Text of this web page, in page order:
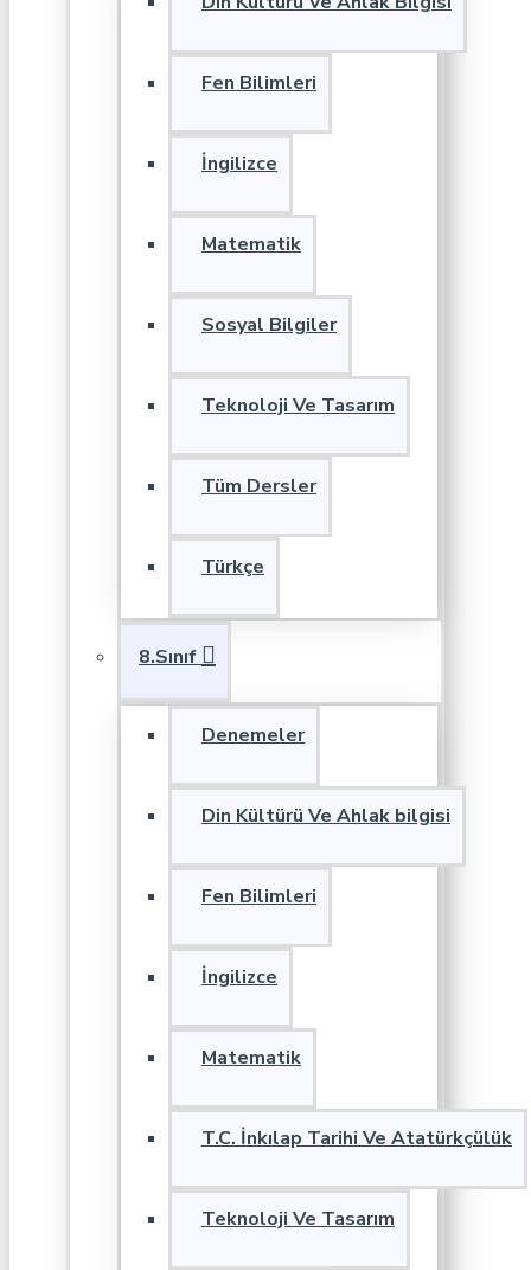
Fen Bilimleri
İngilizce
Matematik
Sosyal Bilgiler
Teknoloji Ve Tasarım
Tüm Dersler
Türkçe
8.Sınıf
Denemeler
Din Kültürü Ve Ahlak bilgisi
Fen Bilimleri
İngilizce
Matematik
T.C. İnkılap Tarihi Ve Atatürkçülük
Teknoloji Ve Tasarım